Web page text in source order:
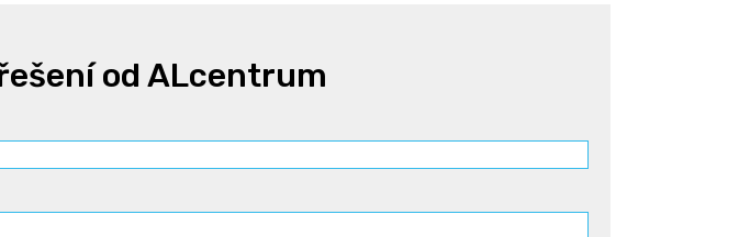
od ALcentrum